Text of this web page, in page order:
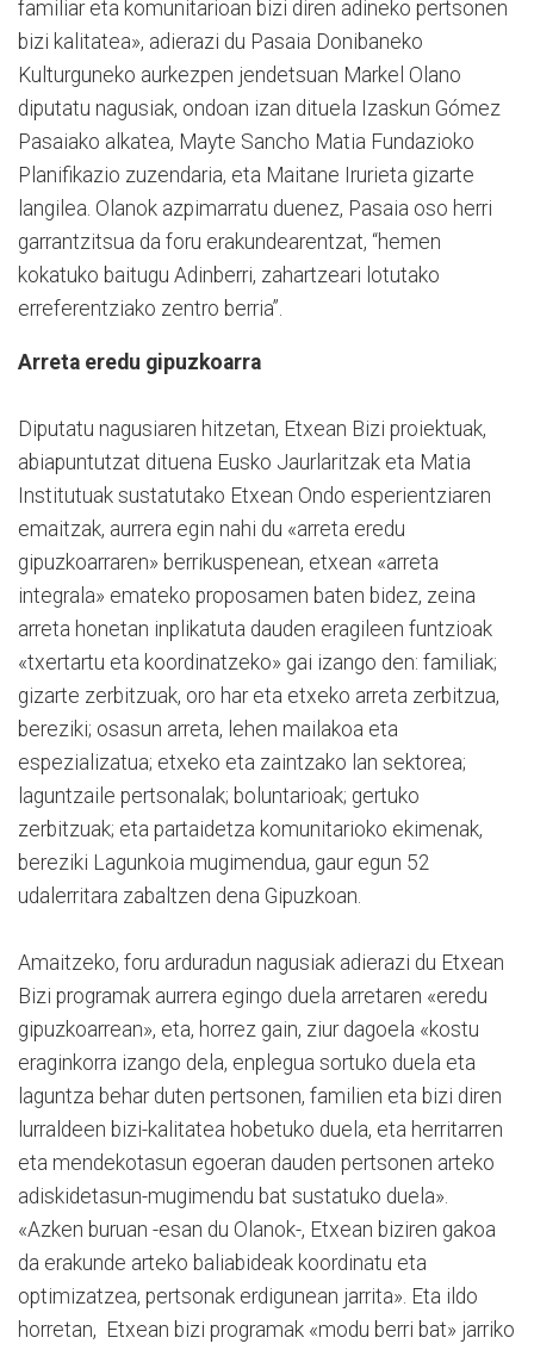
familiar eta komunitarioan bizi diren adineko pertsonen
bizi kalitatea», adierazi du Pasaia Donibaneko
Kulturguneko aurkezpen jendetsuan Markel Olano
diputatu nagusiak, ondoan izan dituela Izaskun Gómez
Pasaiako alkatea, Mayte Sancho Matia Fundazioko
Planifikazio zuzendaria, eta Maitane Irurieta gizarte
langilea. Olanok azpimarratu duenez, Pasaia oso herri
garrantzitsua da foru erakundearentzat, “hemen
kokatuko baitugu Adinberri, zahartzeari lotutako
erreferentziako zentro berria”.
Arreta eredu gipuzkoarra
Diputatu nagusiaren hitzetan, Etxean Bizi proiektuak,
abiapuntutzat dituena Eusko Jaurlaritzak eta Matia
Institutuak sustatutako Etxean Ondo esperientziaren
emaitzak, aurrera egin nahi du «arreta eredu
gipuzkoarraren» berrikuspenean, etxean «arreta
integrala» emateko proposamen baten bidez, zeina
arreta honetan inplikatuta dauden eragileen funtzioak
«txertartu eta koordinatzeko» gai izango den: familiak;
gizarte zerbitzuak, oro har eta etxeko arreta zerbitzua,
bereziki; osasun arreta, lehen mailakoa eta
espezializatua; etxeko eta zaintzako lan sektorea;
laguntzaile pertsonalak; boluntarioak; gertuko
zerbitzuak; eta partaidetza komunitarioko ekimenak,
bereziki Lagunkoia mugimendua, gaur egun 52
udalerritara zabaltzen dena Gipuzkoan.
Amaitzeko, foru arduradun nagusiak adierazi du Etxean
Bizi programak aurrera egingo duela arretaren «eredu
gipuzkoarrean», eta, horrez gain, ziur dagoela «kostu
eraginkorra izango dela, enplegua sortuko duela eta
laguntza behar duten pertsonen, familien eta bizi diren
lurraldeen bizi-kalitatea hobetuko duela, eta herritarren
eta mendekotasun egoeran dauden pertsonen arteko
adiskidetasun-mugimendu bat sustatuko duela».
«Azken buruan -esan du Olanok-, Etxean biziren gakoa
da erakunde arteko baliabideak koordinatu eta
optimizatzea, pertsonak erdigunean jarrita». Eta ildo
horretan, Etxean bizi programak «modu berri bat» jarriko